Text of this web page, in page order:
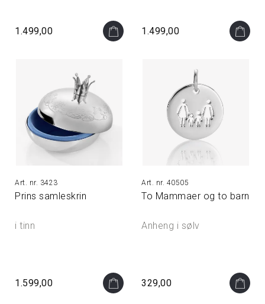
1.499,00 1.499,00
3423
Prins samleskrin
i tinn
1.599,00
40505
To Mammaer og to barn
Anheng i sølv
329,00